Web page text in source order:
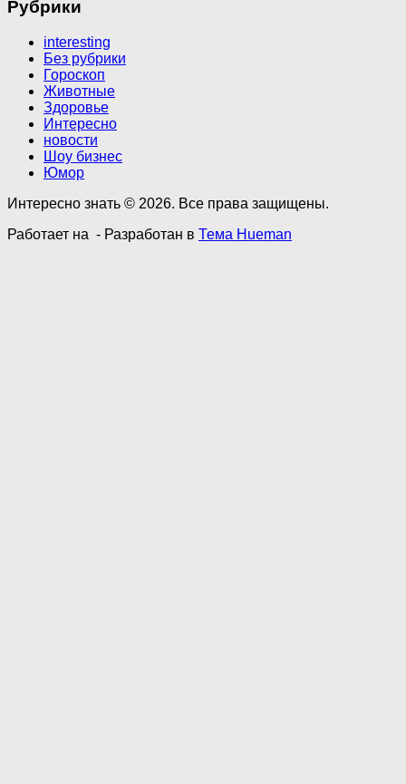
Рубрики
interesting
Без рубрики
Гороскоп
Животные
Здоровье
Интересно
новости
Шоу бизнес
Юмор
Интересно знать © 2026. Все права защищены.
Работает на - Разработан в Тема Hueman